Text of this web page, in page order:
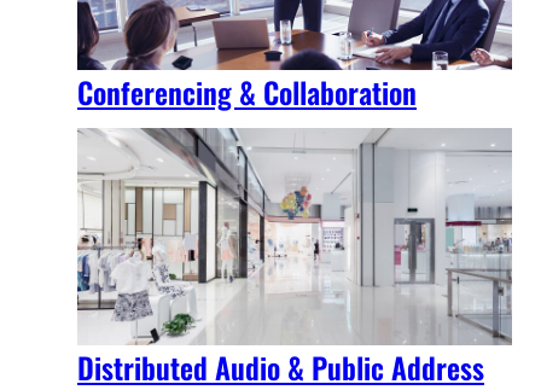
Conferencing & Collaboration
Distributed Audio & Public Address